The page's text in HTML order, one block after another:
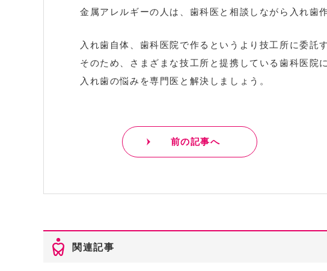
金属アレルギーの人は、歯科医と相談しながら入れ歯
入れ歯自体、歯科医院で作るというより技工所に委託
そのため、さまざまな技工所と提携している歯科医院
入れ歯の悩みを専門医と解決しましょう。
前の記事へ
関連記事